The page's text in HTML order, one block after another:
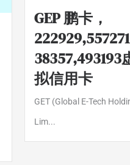
GEP 鹏卡，
38357,493193
拟信用卡
GET (Global E-Tech
Lim...